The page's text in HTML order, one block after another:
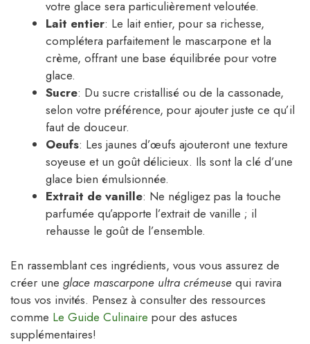
votre glace sera particulièrement veloutée.
Lait entier: Le lait entier, pour sa richesse,
complétera parfaitement le mascarpone et la
crème, offrant une base équilibrée pour votre
glace.
Sucre: Du sucre cristallisé ou de la cassonade,
selon votre préférence, pour ajouter juste ce qu’il
faut de douceur.
Oeufs: Les jaunes d’œufs ajouteront une texture
soyeuse et un goût délicieux. Ils sont la clé d’une
glace bien émulsionnée.
Extrait de vanille: Ne négligez pas la touche
parfumée qu’apporte l’extrait de vanille ; il
rehausse le goût de l’ensemble.
En rassemblant ces ingrédients, vous vous assurez de
créer une glace mascarpone ultra crémeuse qui ravira
tous vos invités. Pensez à consulter des ressources
comme Le Guide Culinaire pour des astuces
supplémentaires!